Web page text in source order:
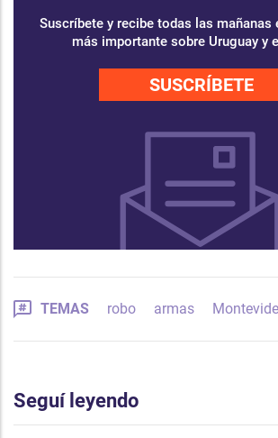
Suscríbete y recibe todas las mañanas
más importante sobre Uruguay y
SUSCRÍBETE
TEMAS robo armas
Seguí leyendo